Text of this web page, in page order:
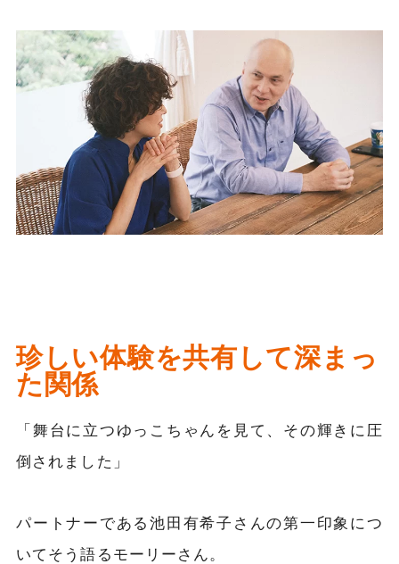
珍しい体験を共有して深まっ
た関係
「舞台に立つゆっこちゃんを見て、その輝きに圧
倒されました」
パートナーである池田有希子さんの第一印象につ
いてそう語るモーリーさん。